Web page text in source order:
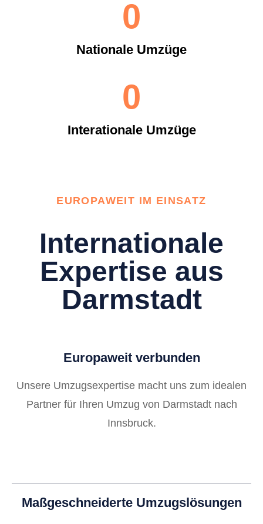
Nationale Umzüge
0
Interationale Umzüge
0
EUROPAWEIT IM EINSATZ
Internationale
Expertise aus
Darmstadt
Europaweit verbunden
Unsere Umzugsexpertise macht uns zum idealen
Partner für Ihren Umzug von Darmstadt nach
Innsbruck.
Maßgeschneiderte Umzugslösungen